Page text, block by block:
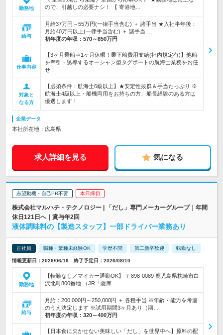
勤務地
ので、引越しの必要ナシ！ 【 寄港地…
給与
月給37万円～55万円(一律手当含む) ＋ 諸手当 ★入社半年後：
月給40万円以上(一律手当含む) ＋ 諸手当 …
初年度の年収： 570～850万円
仕事内容
【3ヶ月乗船⇒1ヶ月休暇！乗下船費用支給(社内規定有)】他船
を牽引・誘導するオーシャン型タグボートの航海士業務をお任
せ！
対象と
なる方
【必須条件：航海士6級以上】★安定性抜群＆手当たっぷり ※
航海士4級以上・船機両用をお持ちの方、船長経験のある方は
優遇します！
企業データ
本社所在地：広島県
求人詳細を見る 気になる
志望動機・自己PR不要 本日締切
株式会社マルハチ・テクノロジー | 「だし」専門メーカーグループ｜年間
休日121日へ｜賞与年2回
液体調味料の【製造スタッフ】一部ドライバー業務あり
正社員 職種・業種未経験OK 学歴不問 第二新卒歓迎 転勤なし
情報更新日：2026/06/16 終了予定日：2026/08/10
勤務地
【転勤なし／マイカー通勤OK】 〒898-0089 鹿児島県枕崎市白
沢北町800番地 （JR「薩摩…
給与
月給：200,000円～250,000円 ＋ 各種手当 ※年齢・能力を考慮
のうえ決定します ※試用期間3ヶ月あり（期…
初年度の年収： 320～400万円
【日本食に欠かせない美味しい「だし」を世界中へ】原料の配